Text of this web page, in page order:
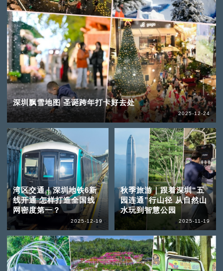
深圳飘雪地图 圣诞跨年打卡好去处
2025-12-24
湾区交通｜深圳地铁6新
线开通 怎样打造全国线
网密度第一？
2025-12-19
秋季旅游｜跟着深圳“五
园连通”行山径 从自然山
水玩到智慧公园
2025-11-19